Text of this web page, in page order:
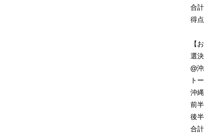
合
得
【
選
@
ト
沖
前
後
合